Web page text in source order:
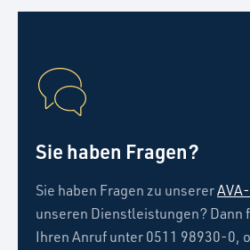
Sie haben Fragen?
Sie haben Fragen zu unserer
unseren Dienstleistungen? Dann
Ihren Anruf unter 0511 98930-0,